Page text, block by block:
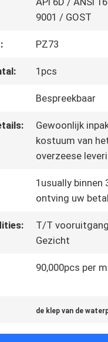
9001 / GOST
PZ73
1pcs
Bespreekbaar
Gewoonlijk
kostuum van
overzeese
1usually binnen
ontving uw
T/T
Gezicht
90,000pcs per
de klep van de